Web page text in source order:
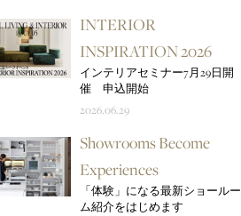
INTERIOR
INSPIRATION 2026
インテリアセミナー7月29日開
催 申込開始
2026.06.29
Showrooms Become
Experiences
「体験」になる最新ショールー
ム紹介をはじめます